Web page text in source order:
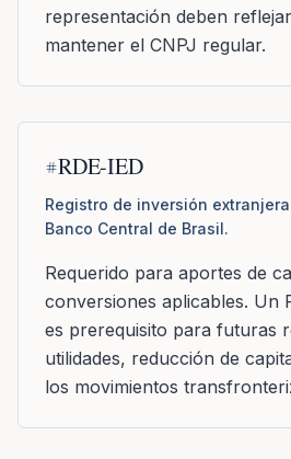
representación deben
mantener el CNPJ regular.
RDE-IED
Registro de inversión
Banco Central de Brasil.
Requerido para aportes de
conversiones aplicables. Un
es prerequisito para futuras
utilidades, reducción de
los movimientos